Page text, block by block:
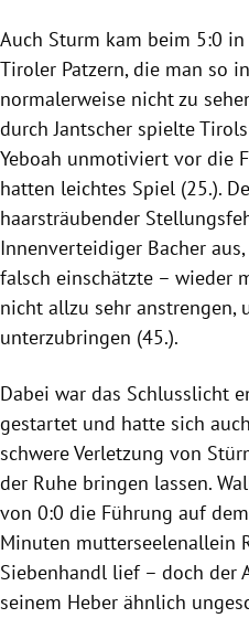
Auch Sturm kam beim 5:0
Tiroler Patzern, die man so
normalerweise nicht zu
durch Jantscher spielte
Yeboah unmotiviert vor die
hatten leichtes Spiel (25.).
haarsträubender
Innenverteidiger Bacher
falsch einschätzte – wieder
nicht allzu sehr anstrengen,
unterzubringen (45.).
Dabei war das Schlusslicht
gestartet und hatte sich
schwere Verletzung von
der Ruhe bringen lassen.
von 0:0 die Führung auf
Minuten mutterseelenallein
Siebenhandl lief – doch der
seinem Heber ähnlich